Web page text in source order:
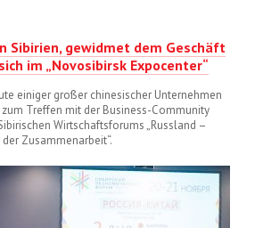
Sibirien, gewidmet dem Geschäft
im „Novosibirsk Expocenter“
einiger großer chinesischer Unternehmen
Treffen mit der Business-Community
Wirtschaftsforums „Russland –
Zusammenarbeit“.